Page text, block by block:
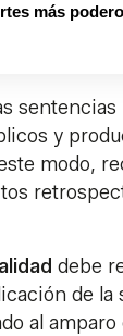
más
y
modo,
debe
de
al